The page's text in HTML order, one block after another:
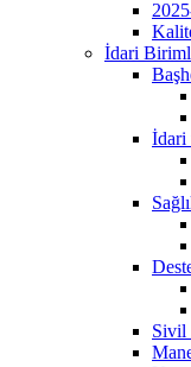
İdari
İdari
Sivil